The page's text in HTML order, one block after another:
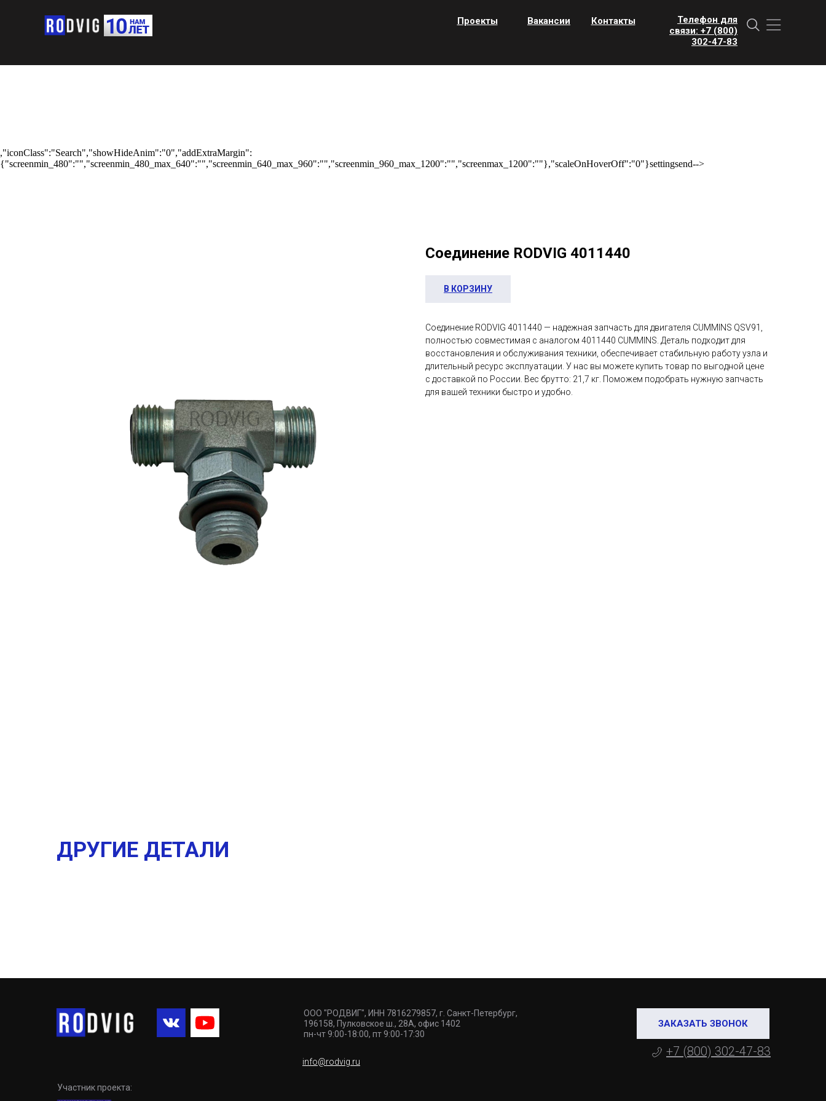
Телефон для
связи: +7 (800)
302-47-83
Вакансии Контакты
Проекты
,"iconClass":"Search","showHideAnim":"0","addExtraMargin":
{"screenmin_480":"","screenmin_480_max_640":"","screenmin_640_max_960":"","screenmin_960_max_1200":"","screenmax_1200":""},"scaleOnHoverOff":"0"}settingsend-->
Соединение RODVIG 4011440
В КОРЗИНУ
Соединение RODVIG 4011440 — надежная запчасть для двигателя CUMMINS QSV91,
полностью совместимая с аналогом 4011440 CUMMINS. Деталь подходит для
восстановления и обслуживания техники, обеспечивает стабильную работу узла и
длительный ресурс эксплуатации. У нас вы можете купить товар по выгодной цене
с доставкой по России. Вес брутто: 21,7 кг. Поможем подобрать нужную запчасть
для вашей техники быстро и удобно.
ДРУГИЕ ДЕТАЛИ
ЗАКАЗАТЬ ЗВОНОК
ООО "РОДВИГ", ИНН 7816279857, г. Санкт-Петербург,
196158, Пулковское ш., 28А, офис 1402
пн-чт 9:00-18:00, пт 9:00-17:30
Участник проекта:
+7 (800) 302-47-83
info@rodvig.ru